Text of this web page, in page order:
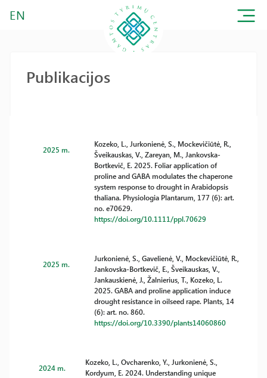
EN
Publikacijos
2025 m.
Kozeko, L., Jurkonienė, S., Mockevičiūtė, R.,
Šveikauskas, V., Zareyan, M., Jankovska-
Bortkevič, E. 2025. Foliar application of
proline and GABA modulates the chaperone
system response to drought in Arabidopsis
thaliana. Physiologia Plantarum, 177 (6): art.
no. e70629.
https://doi.org/10.1111/ppl.70629
2025 m.
Jurkonienė, S., Gavelienė, V., Mockevičiūtė, R.,
Jankovska-Bortkevič, E., Šveikauskas, V.,
Jankauskienė, J., Žalnierius, T., Kozeko, L.
2025. GABA and proline application induce
drought resistance in oilseed rape. Plants, 14
(6): art. no. 860.
https://doi.org/10.3390/plants14060860
2024 m.
Kozeko, L., Ovcharenko, Y., Jurkonienė, S.,
Kordyum, E. 2024. Understanding unique